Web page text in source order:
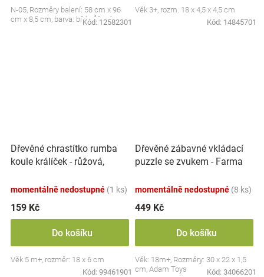
N-05, Rozměry balení: 58 cm x 96
cm x 8,5 cm, barva: bílá, růžová
Kód: 12582301
Věk 3+, rozm. 18 x 4,5 x 4,5 cm
Kód: 14845701
Dřevěné chrastítko rumba
koule králíček - růžová,
momentálně nedostupné (1 ks)
159 Kč
Do košíku
Věk 5 m+, rozměr: 18 x 6 cm
Kód: 99461901
Dřevěné zábavné vkládací
puzzle se zvukem - Farma
momentálně nedostupné (8 ks)
449 Kč
Do košíku
Věk: 18m+, Rozměry: 30 x 22 x 1,5
cm, Adam Toys
Kód: 34066201